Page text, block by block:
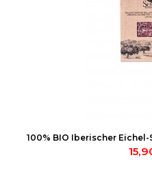
100% BIO Iberischer